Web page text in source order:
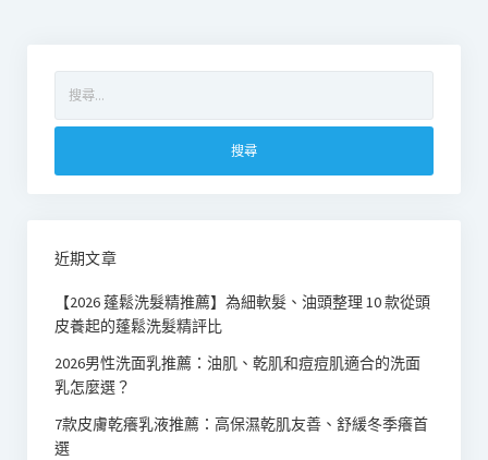
關
字:
近期文章
【2026 蓬鬆洗髮精推薦】為細軟髮、油頭整理 10 款從頭
皮養起的蓬鬆洗髮精評比
2026男性洗面乳推薦：油肌、乾肌和痘痘肌適合的洗面
乳怎麼選？
7款皮膚乾癢乳液推薦：高保濕乾肌友善、舒緩冬季癢首
選